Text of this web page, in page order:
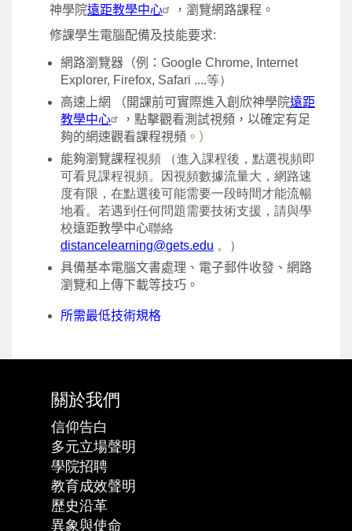
神學院遠距教學中心
，瀏覽網路課程。
修課學生電腦配備及技能要求:
網路瀏覽器（例： Google Chrome, Internet
Explorer, Firefox, Safari ....等）
高速上網 （開課前可實際進入創欣神學院遠距
教學中心
，點擊觀看測試視頻，以確定有足
夠的網速觀看課程視頻 。）
能夠瀏覽課程視頻 （進入課程後，點選視頻即
可看見課程視頻。因視頻數據流量大，網路速
度有限，在點選後可能需要一段時間才能流暢
地看。若遇到任何問題需要技術支援，請與學
校遠距教學中心聯絡
distancelearning@gets.edu 。）
具備基本電腦文書處理、電子郵件收發、網路
瀏覽和上傳下載等技巧。
所需最低技術規格
關於我們
信仰告白
多元立場聲明
學院招聘
教育成效聲明
歷史沿革
異象與使命